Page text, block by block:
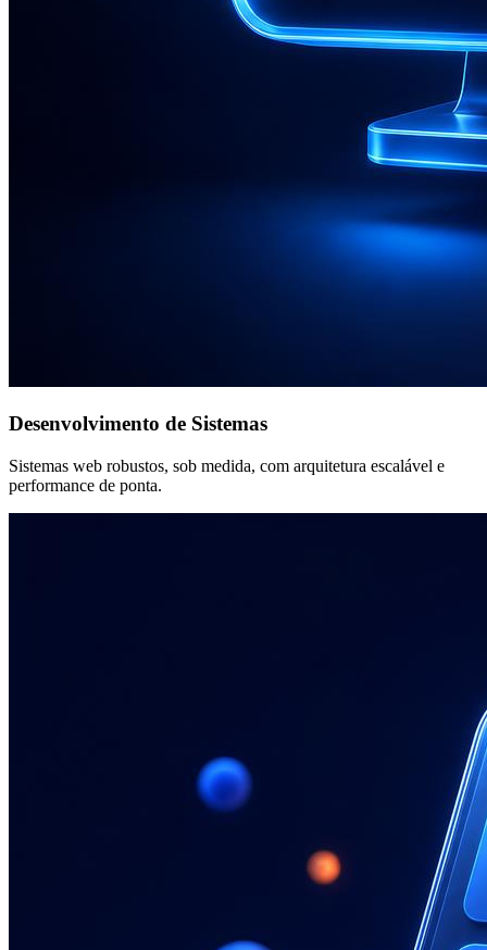
Desenvolvimento de Sistemas
Sistemas web robustos, sob medida, com arquitetura escalável e
performance de ponta.